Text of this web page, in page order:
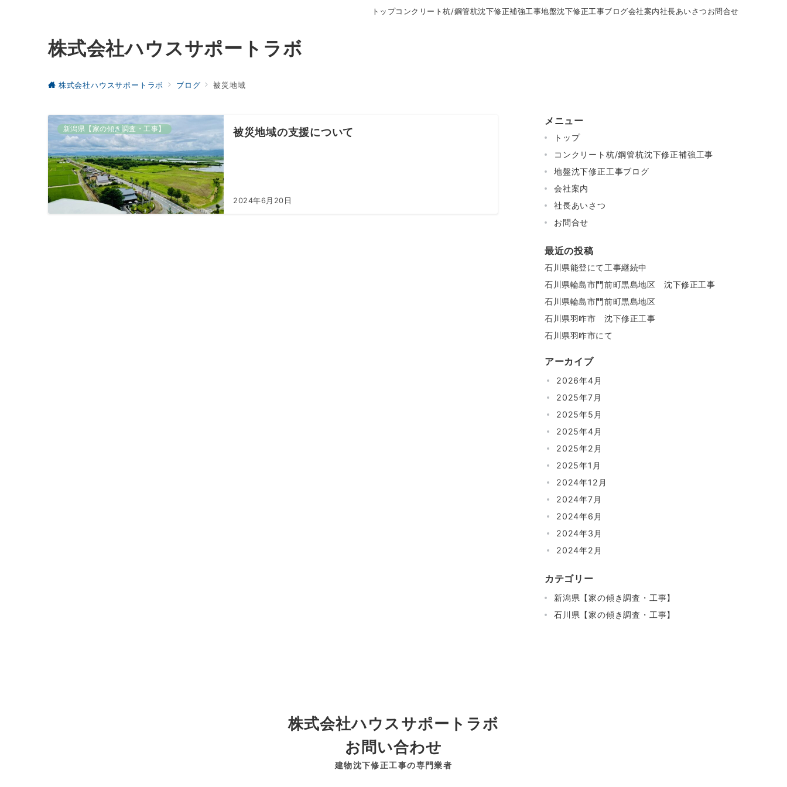
トップコンクリート杭/鋼管杭沈下修正補強工事地盤沈下修正工事ブログ会社案内社長あいさつ お問合せ
株式会社ハウスサポートラボ
株式会社ハウスサポートラボ ブログ 被災地域
新潟県【家の傾き調査・工事】 被災地域の支援について
2024年6月20日
メニュー
トップ
コンクリート杭/鋼管杭沈下修正補強工事
地盤沈下修正工事ブログ
会社案内
社長あいさつ
お問合せ
最近の投稿
石川県能登にて工事継続中
石川県輪島市門前町黒島地区 沈下修正工事
石川県輪島市門前町黒島地区
石川県羽咋市 沈下修正工事
石川県羽咋市にて
アーカイブ
2026年4月
2025年7月
2025年5月
2025年4月
2025年2月
2025年1月
2024年12月
2024年7月
2024年6月
2024年3月
2024年2月
カテゴリー
新潟県【家の傾き調査・工事】
石川県【家の傾き調査・工事】
株式会社ハウスサポートラボ
お問い合わせ
建物沈下修正工事の専門業者